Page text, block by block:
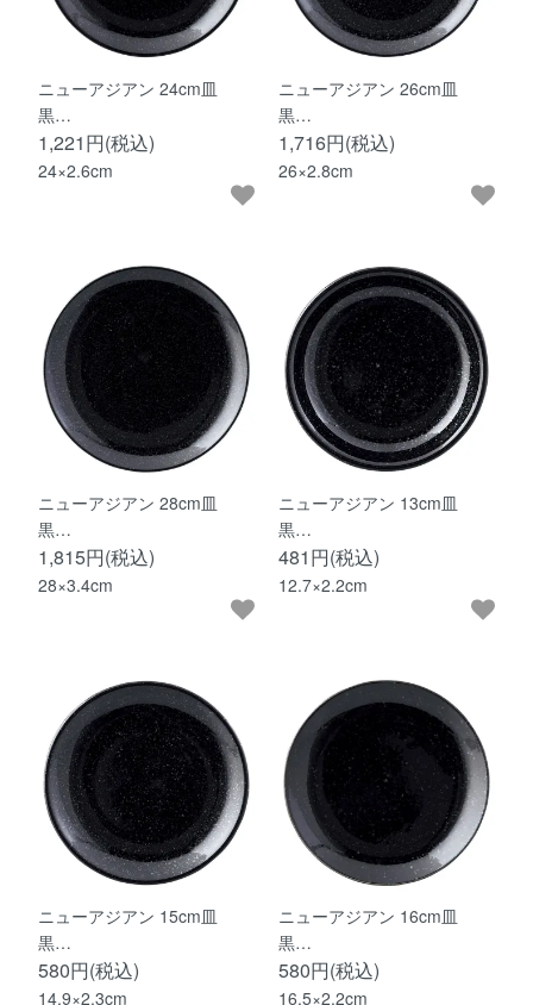
ニューアジアン 24cm皿
黒…
1,221円(税込)
24×2.6cm
ニューアジアン 26cm皿
黒…
1,716円(税込)
26×2.8cm
ニューアジアン 28cm皿
黒…
1,815円(税込)
28×3.4cm
ニューアジアン 13cm皿
黒…
481円(税込)
12.7×2.2cm
ニューアジアン 15cm皿
黒…
580円(税込)
14.9×2.3cm
ニューアジアン 16cm皿
黒…
580円(税込)
16.5×2.2cm